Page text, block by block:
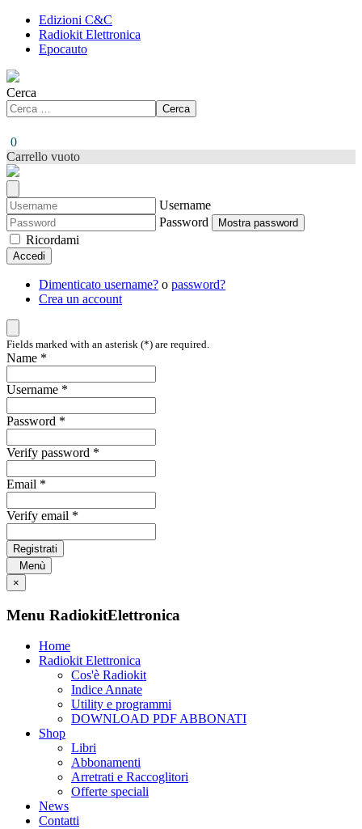
Edizioni C&C
Radiokit Elettronica
Epocauto
Cerca
Cerca
0
Carrello vuoto
Username
Password
Mostra password
Ricordami
Accedi
Dimenticato username? o password?
Crea un account
Fields marked with an asterisk (*) are required.
Name *
Username *
Password *
Verify password *
Email *
Verify email *
Registrati
Menù
×
Menu RadiokitElettronica
Home
Radiokit Elettronica
Cos'è Radiokit
Indice Annate
Utility e programmi
DOWNLOAD PDF ABBONATI
Shop
Libri
Abbonamenti
Arretrati e Raccoglitori
Offerte speciali
News
Contatti